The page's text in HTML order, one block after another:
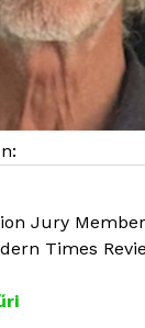
a
t
n
Jury
Times